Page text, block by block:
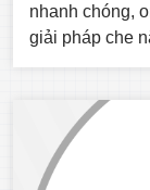
nhanh chóng,
giải pháp che